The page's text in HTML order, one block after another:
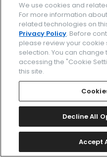
パーツを選択してください
このデザ
We use cookies and
For more information
related technologies on
Privacy Policy. Before
please review your
selection. You can change
accessing the "Cookie
this site.
Decline All
Accept